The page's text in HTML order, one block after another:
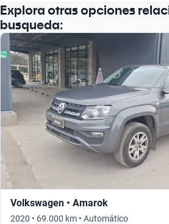
Busca por año
Explora otras opciones
busqueda:
Volkswagen • Amarok
2020 • 69.000 km • Automático